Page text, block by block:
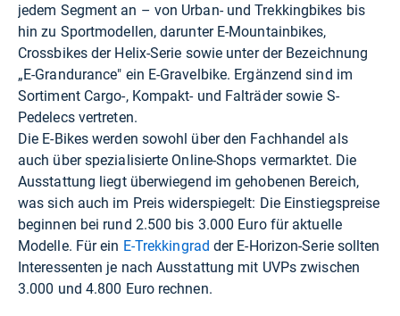
jedem Segment an – von Urban- und Trekkingbikes bis
hin zu Sportmodellen, darunter E-Mountainbikes,
Crossbikes der Helix-Serie sowie unter der Bezeichnung
„E-Grandurance" ein E-Gravelbike. Ergänzend sind im
Sortiment Cargo-, Kompakt- und Falträder sowie S-
Pedelecs vertreten.
Die E-Bikes werden sowohl über den Fachhandel als
auch über spezialisierte Online-Shops vermarktet. Die
Ausstattung liegt überwiegend im gehobenen Bereich,
was sich auch im Preis widerspiegelt: Die Einstiegspreise
beginnen bei rund 2.500 bis 3.000 Euro für aktuelle
Modelle. Für ein E-Trekkingrad der E-Horizon-Serie sollten
Interessenten je nach Ausstattung mit UVPs zwischen
3.000 und 4.800 Euro rechnen.